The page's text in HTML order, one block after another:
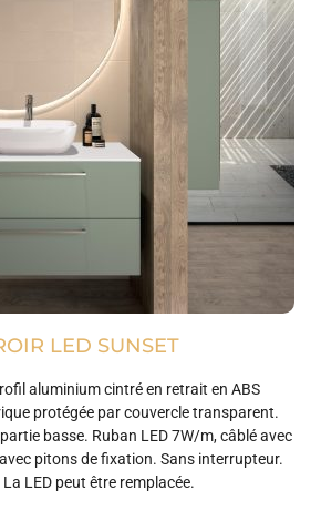
LED SUNSET
aluminium cintré en retrait en ABS
protégée par couvercle transparent.
basse. Ruban LED 7W/m, câblé avec
pitons de fixation. Sans interrupteur.
LED peut être remplacée.